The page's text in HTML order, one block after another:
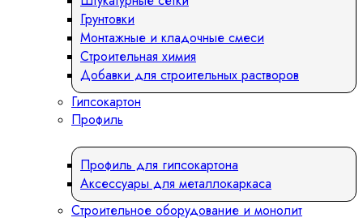
Грунтовки
Монтажные и кладочные смеси
Строительная химия
Добавки для строительных растворов
Гипсокартон
Профиль
Профиль для гипсокартона
Аксессуары для металлокаркаса
Строительное оборудование и монолит